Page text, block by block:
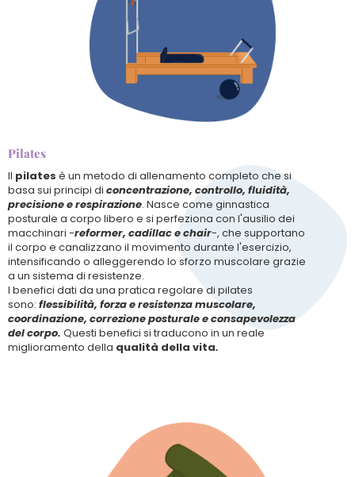
Pilates
Il pilates è un metodo di allenamento completo che si
basa sui principi di concentrazione, controllo, fluidità,
precisione e respirazione. Nasce come ginnastica
posturale a corpo libero e si perfeziona con l'ausilio dei
macchinari -reformer, cadillac e chair-, che supportano
il corpo e canalizzano il movimento durante l'esercizio,
intensificando o alleggerendo lo sforzo muscolare grazie
a un sistema di resistenze.
I benefici dati da una pratica regolare di pilates
sono: flessibilità, forza e resistenza muscolare,
coordinazione, correzione posturale e consapevolezza
del corpo. Questi benefici si traducono in un reale
miglioramento della qualità della vita.